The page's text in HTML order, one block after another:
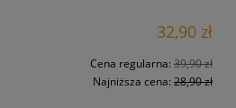
32,90 zł
Cena regularna: 39,90 zł
Najniższa cena: 28,90 zł